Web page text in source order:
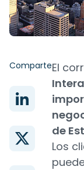
ComparteEl
de
Los